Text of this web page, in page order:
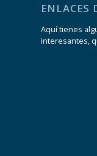
ENLACES
Aquí tienes
interesantes,